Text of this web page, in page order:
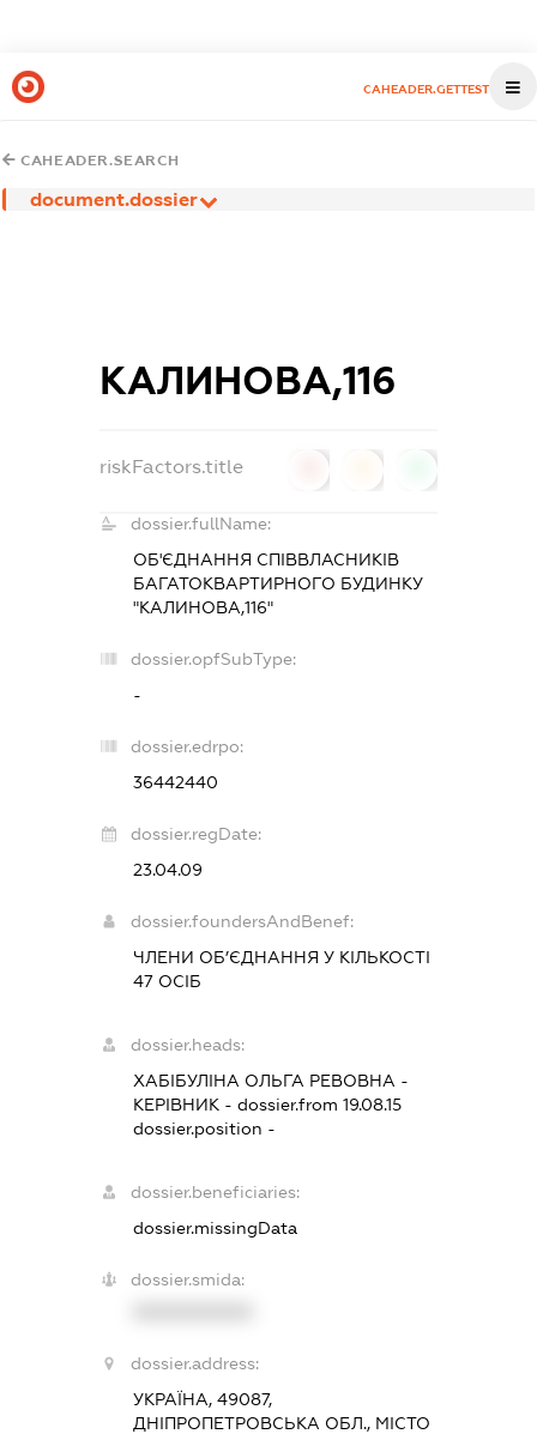
CAHEADER.GETTEST
CAHEADER.SEARCH
document.dossier
КАЛИНОВА,116
riskFactors.title
dossier.fullName:
ОБ'ЄДНАННЯ СПІВВЛАСНИКІВ
БАГАТОКВАРТИРНОГО БУДИНКУ
"КАЛИНОВА,116"
dossier.opfSubType:
-
dossier.edrpo:
36442440
dossier.regDate:
23.04.09
dossier.foundersAndBenef:
ЧЛЕНИ ОБ’ЄДНАННЯ У КІЛЬКОСТІ
47 ОСІБ
dossier.heads:
ХАБІБУЛІНА ОЛЬГА РЕВОВНА -
КЕРІВНИК - dossier.from 19.08.15
dossier.position -
dossier.beneficiaries:
dossier.missingData
dossier.smida:
dossier.address:
УКРАЇНА, 49087,
ДНІПРОПЕТРОВСЬКА ОБЛ., МІСТО